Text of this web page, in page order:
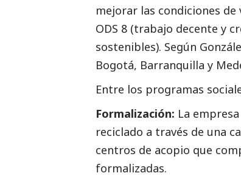
mejorar las condiciones
ODS 8 (trabajo decente y
sostenibles). Según
Bogotá, Barranquilla y
Entre los programas
Formalización: La
reciclado a través de una
centros de acopio que
formalizadas.